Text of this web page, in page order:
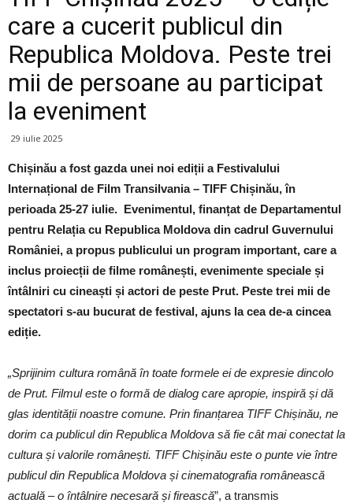
care a cucerit publicul din
Republica Moldova. Peste trei
mii de persoane au participat
la eveniment
29 iulie 2025
Chișinău a fost gazda unei noi ediții a Festivalului
Internațional de Film Transilvania – TIFF Chișinău, în
perioada 25-27 iulie. Evenimentul, finanțat de Departamentul
pentru Relația cu Republica Moldova din cadrul Guvernului
României, a propus publicului un program important, care a
inclus proiecții de filme românești, evenimente speciale și
întâlniri cu cineaști și actori de peste Prut. Peste trei mii de
spectatori s-au bucurat de festival, ajuns la cea de-a cincea
ediție.
„Sprijinim cultura română în toate formele ei de expresie dincolo
de Prut. Filmul este o formă de dialog care apropie, inspiră și dă
glas identității noastre comune. Prin finanțarea TIFF Chișinău, ne
dorim ca publicul din Republica Moldova să fie cât mai conectat la
cultura și valorile românești. TIFF Chișinău este o punte vie între
publicul din Republica Moldova și cinematografia românească
actuală – o întâlnire necesară și firească”, a transmis